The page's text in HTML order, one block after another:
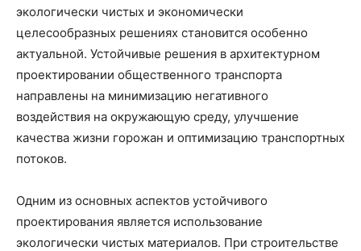
экологически чистых и экономически
целесообразных решениях становится особенно
актуальной. Устойчивые решения в архитектурном
проектировании общественного транспорта
направлены на минимизацию негативного
воздействия на окружающую среду, улучшение
качества жизни горожан и оптимизацию транспортных
потоков.
Одним из основных аспектов устойчивого
проектирования является использование
экологически чистых материалов. При строительстве